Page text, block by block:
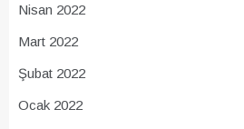
Nisan 2022
Mart 2022
Şubat 2022
Ocak 2022